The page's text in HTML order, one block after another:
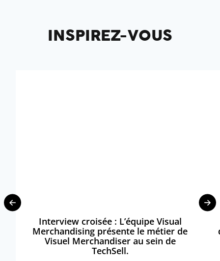
INSPIREZ-VOUS
Interview croisée : L’équipe Visual
Merchandising présente le métier de
Visuel Merchandiser au sein de
TechSell.